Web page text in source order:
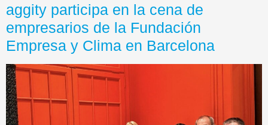
aggity participa en la cena de
empresarios de la Fundación
Empresa y Clima en Barcelona